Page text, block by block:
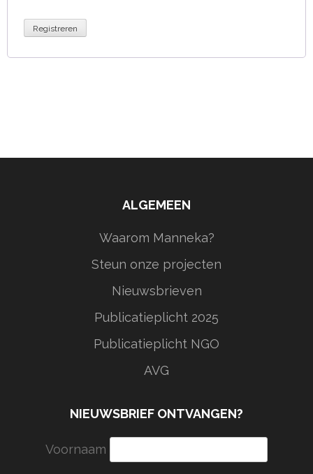
Registreren
ALGEMEEN
Waarom Manneka?
Steun onze projecten
Nieuwsbrieven
Publicatieplicht 2025
Publicatieplicht NGO
AVG
NIEUWSBRIEF ONTVANGEN?
Voornaam